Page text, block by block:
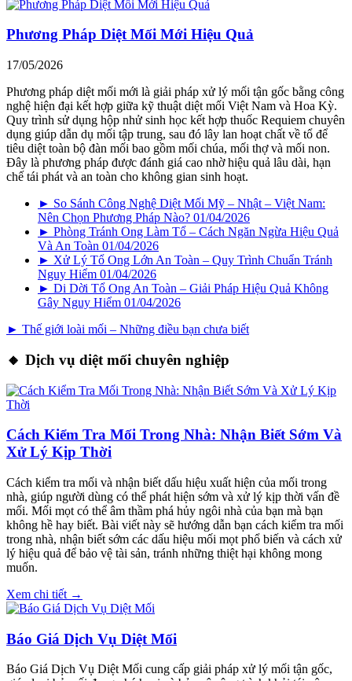
Phương Pháp Diệt Mối Mới Hiệu Quả
17/05/2026
Phương pháp diệt mối mới là giải pháp xử lý mối tận gốc bằng công
nghệ hiện đại kết hợp giữa kỹ thuật diệt mối Việt Nam và Hoa Kỳ.
Quy trình sử dụng hộp nhử sinh học kết hợp thuốc Requiem chuyên
dụng giúp dẫn dụ mối tập trung, sau đó lây lan hoạt chất về tổ để
tiêu diệt toàn bộ đàn mối bao gồm mối chúa, mối thợ và mối non.
Đây là phương pháp được đánh giá cao nhờ hiệu quả lâu dài, hạn
chế tái phát và an toàn cho không gian sinh hoạt.
► So Sánh Công Nghệ Diệt Mối Mỹ – Nhật – Việt Nam:
Nên Chọn Phương Pháp Nào? 01/04/2026
► Phòng Tránh Ong Làm Tổ – Cách Ngăn Ngừa Hiệu Quả
Và An Toàn 01/04/2026
► Xử Lý Tổ Ong Lớn An Toàn – Quy Trình Chuẩn Tránh
Nguy Hiểm 01/04/2026
► Di Dời Tổ Ong An Toàn – Giải Pháp Hiệu Quả Không
Gây Nguy Hiểm 01/04/2026
► Thế giới loài mối – Những điều bạn chưa biết
🔸 Dịch vụ diệt mối chuyên nghiệp
Cách Kiểm Tra Mối Trong Nhà: Nhận Biết Sớm Và
Xử Lý Kịp Thời
Cách kiểm tra mối và nhận biết dấu hiệu xuất hiện của mối trong
nhà, giúp người dùng có thể phát hiện sớm và xử lý kịp thời vấn đề
mối. Mối mọt có thể âm thầm phá hủy ngôi nhà của bạn mà bạn
không hề hay biết. Bài viết này sẽ hướng dẫn bạn cách kiểm tra mối
trong nhà, nhận biết sớm các dấu hiệu mối mọt phổ biến và cách xử
lý hiệu quả để bảo vệ tài sản, tránh những thiệt hại không mong
muốn.
Xem chi tiết →
Báo Giá Dịch Vụ Diệt Mối
Báo Giá Dịch Vụ Diệt Mối cung cấp giải pháp xử lý mối tận gốc,